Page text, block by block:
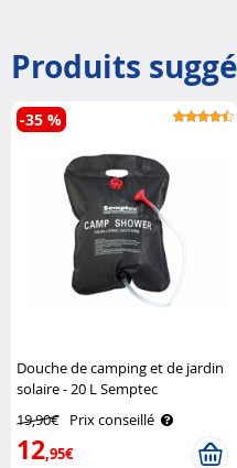
Produits
Douche de camping et de jardin
solaire - 20 L Semptec
19,90€ Prix conseillé
12,95€
-35 %